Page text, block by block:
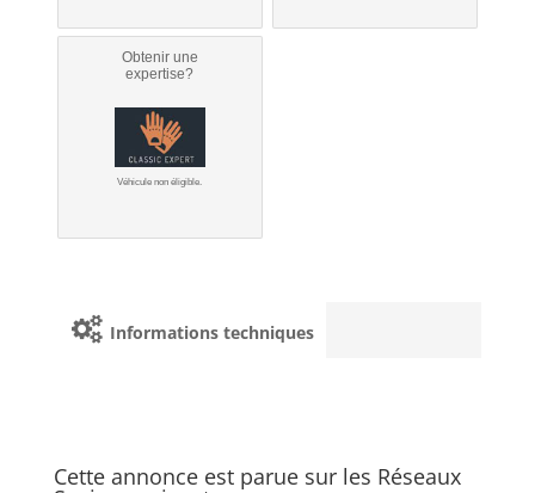
Obtenir une
expertise?
Véhicule non éligible.
Informations techniques
Cette annonce est parue sur les Réseaux